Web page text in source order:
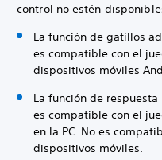
control no estén
La función de gatillos
es compatible con el
dispositivos móviles
La función de
es compatible con el
en la PC. No es
dispositivos móviles.